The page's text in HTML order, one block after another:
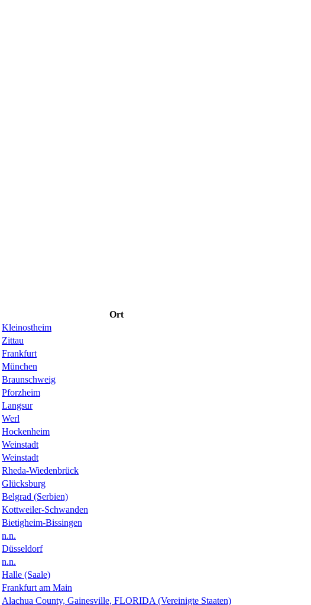
Ort
Kleinostheim
Zittau
Frankfurt
München
Braunschweig
Pforzheim
Langsur
Werl
Hockenheim
Weinstadt
Weinstadt
Rheda-Wiedenbrück
Glücksburg
Belgrad (Serbien)
Kottweiler-Schwanden
Bietigheim-Bissingen
n.n.
Düsseldorf
n.n.
Halle (Saale)
Frankfurt am Main
Alachua County, Gainesville, FLORIDA (Vereinigte Staaten)